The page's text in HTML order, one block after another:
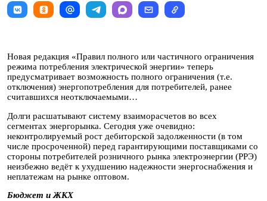
Новая редакция «Правил полного или частичного ограничения
режима потребления электрической энергии» теперь
предусматривает возможность полного ограничения (т.е.
отключения) энергопотребления для потребителей, ранее
считавшихся неотключаемыми…
Долги расшатывают систему взаиморасчетов во всех
сегментах энергорынка. Сегодня уже очевидно:
неконтролируемый рост дебиторской задолженности (в том
числе просроченной) перед гарантирующими поставщиками со
стороны потребителей розничного рынка электроэнергии (РРЭ)
неизбежно ведёт к ухудшению надежности энергоснабжения и
неплатежам на рынке оптовом.
Бюджет и ЖКХ